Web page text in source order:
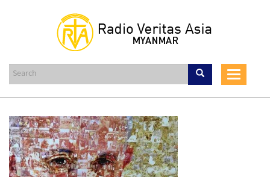
content
Toggle